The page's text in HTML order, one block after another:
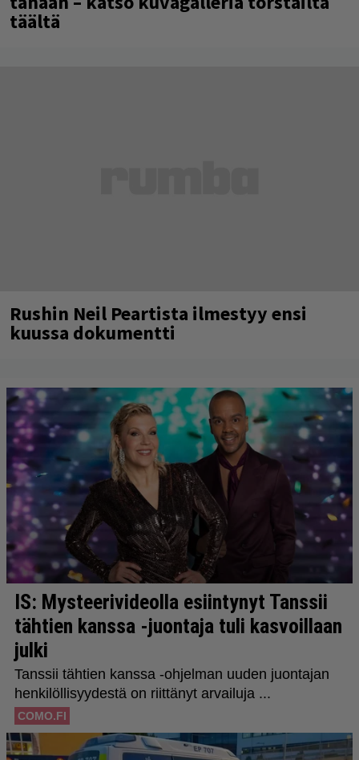
täältä
Rushin Neil Peartista ilmestyy ensi
kuussa dokumentti